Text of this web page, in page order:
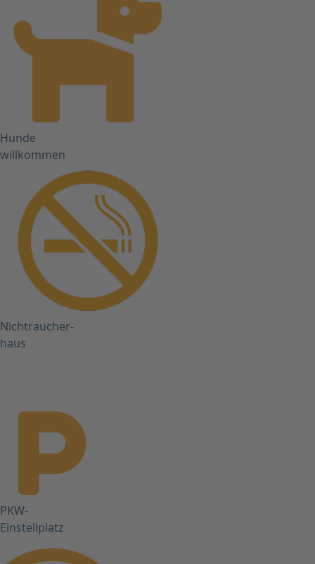
Hunde
willkommen
Nichtraucher-
haus
PKW-
Einstellplatz